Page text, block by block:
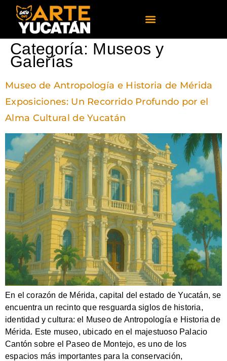
Categoría: Museos y
Galerías
Museo de Antropología e Historia de Mérida
Exposiciones: Un Recorrido Profundo por el
Alma Cultural de Yucatán
En el corazón de Mérida, capital del estado de Yucatán, se
encuentra un recinto que resguarda siglos de historia,
identidad y cultura: el Museo de Antropología e Historia de
Mérida. Este museo, ubicado en el majestuoso Palacio
Cantón sobre el Paseo de Montejo, es uno de los
espacios más importantes para la conservación,